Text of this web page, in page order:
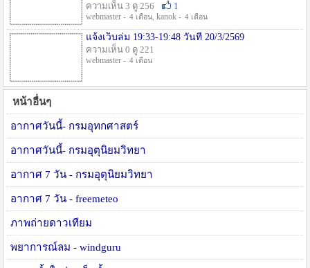
ความเห็น 3 ดู 256
1
webmaster - 4 เดือน, kanok - 4 เดือน
แจ้งเว็บล่ม 19:33-19:48 วันที่ 20/3/2569
ความเห็น 0 ดู 221
webmaster - 4 เดือน
หน้าอื่นๆ
อากาศวันนี้- กรมอุทกศาสตร์
อากาศวันนี้- กรมอุตุนิยมวิทยา
อากาศ 7 วัน - กรมอุตุนิยมวิทยา
อากาศ 7 วัน - freemeteo
ภาพถ่ายดาวเทียม
พยาการณ์ลม - windguru